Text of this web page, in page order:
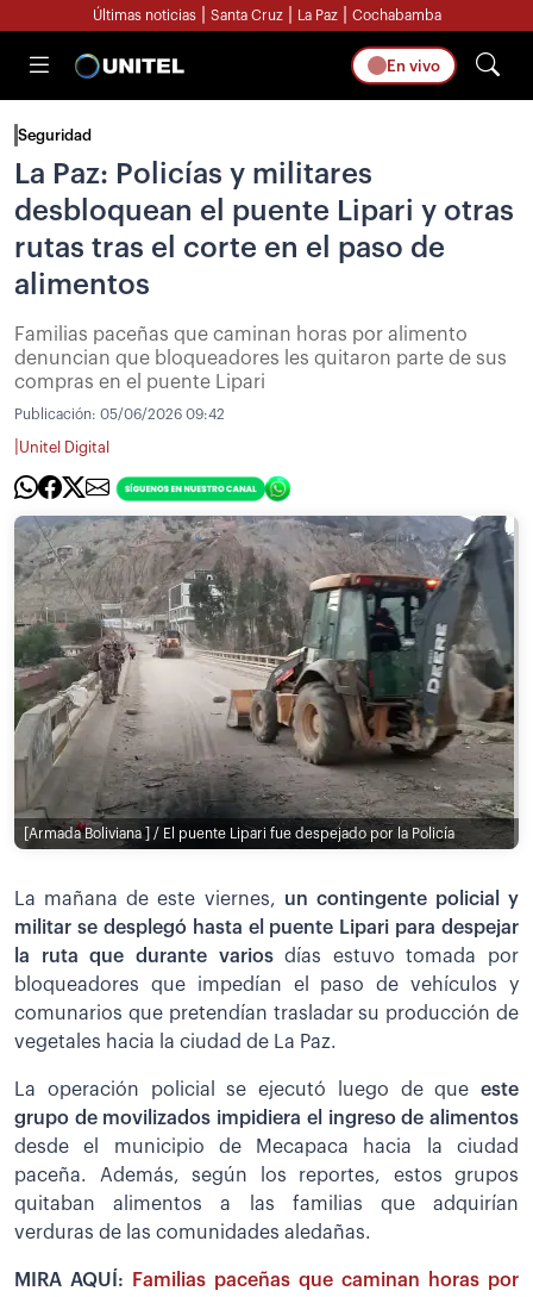
Últimas noticias Santa Cruz La Paz Cochabamba
En vivo
Seguridad
La Paz: Policías y militares
desbloquean el puente Lipari y otras
rutas tras el corte en el paso de
alimentos
Familias paceñas que caminan horas por alimento
denuncian que bloqueadores les quitaron parte de sus
compras en el puente Lipari
Publicación: 05/06/2026 09:42
Unitel Digital
[Armada Boliviana ] / El puente Lipari fue despejado por la Policía
La mañana de este viernes, un contingente policial y
militar se desplegó hasta el puente Lipari para despejar
la ruta que durante variosdías estuvo tomada por
bloqueadores que impedían el paso de vehículos y
comunarios que pretendían trasladar su producción de
vegetales hacia la ciudad de La Paz.
La operación policial se ejecutó luego de que este
grupo de movilizados impidiera el ingreso de alimentos
desde el municipio de Mecapaca hacia la ciudad
paceña. Además, según los reportes, estos grupos
quitaban alimentos a las familias que adquirían
verduras de las comunidades aledañas.
MIRA AQUÍ:
Familias paceñas que caminan horas por